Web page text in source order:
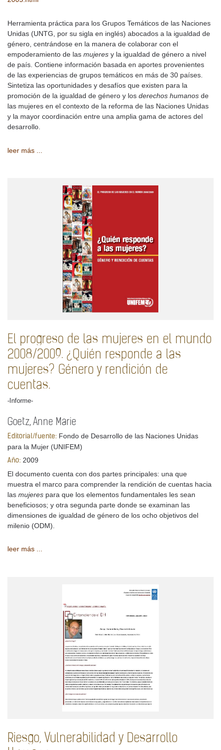
Herramienta práctica para los Grupos Temáticos de las Naciones
Unidas (UNTG, por su sigla en inglés) abocados a la igualdad de
género, centrándose en la manera de colaborar con el
empoderamiento de las mujeres y la igualdad de género a nivel
de país. Contiene información basada en aportes provenientes
de las experiencias de grupos temáticos en más de 30 países.
Sintetiza las oportunidades y desafíos que existen para la
promoción de la igualdad de género y los derechos humanos de
las mujeres en el contexto de la reforma de las Naciones Unidas
y la mayor coordinación entre una amplia gama de actores del
desarrollo.
leer más ...
El progreso de las mujeres en el mundo
2008/2009. ¿Quién responde a las
mujeres? Género y rendición de
cuentas.
-Informe-
Goetz, Anne Marie
Editorial/fuente: Fondo de Desarrollo de las Naciones Unidas
para la Mujer (UNIFEM)
Año: 2009
El documento cuenta con dos partes principales: una que
muestra el marco para comprender la rendición de cuentas hacia
las mujeres para que los elementos fundamentales les sean
beneficiosos; y otra segunda parte donde se examinan las
dimensiones de igualdad de género de los ocho objetivos del
milenio (ODM).
leer más ...
Riesgo, Vulnerabilidad y Desarrollo